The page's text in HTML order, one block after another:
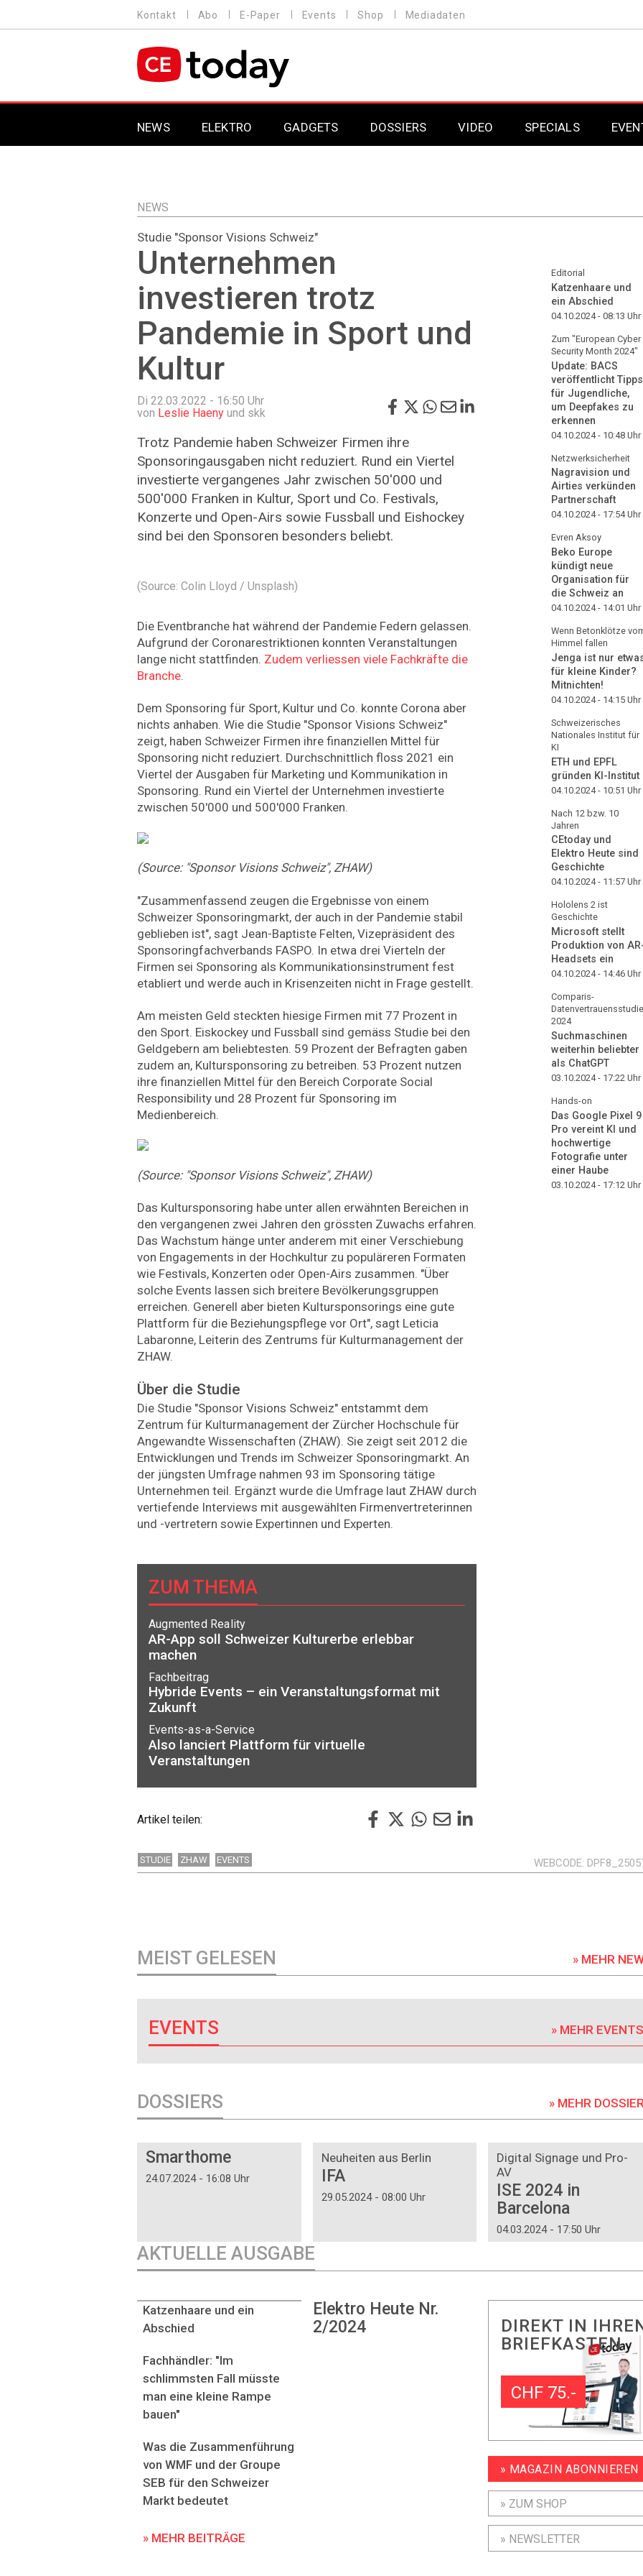
zum
MENU
Kontakt Abo E-Paper Events Shop Mediadaten
MAIN NAVIGATION
NEWS ELEKTRO GADGETS DOSSIERS VIDEO SPECIALS
Professional AV
Professional AV
NEWS
Studie "Sponsor Visions Schweiz"
Unternehmen
investieren trotz
Pandemie in Sport und
Kultur
Di 22.03.2022 - 16:50 Uhr
von Leslie Haeny und skk
Trotz Pandemie haben Schweizer Firmen ihre
Sponsoringausgaben nicht reduziert. Rund ein Viertel
investierte vergangenes Jahr zwischen 50'000 und
500'000 Franken in Kultur, Sport und Co. Festivals,
Konzerte und Open-Airs sowie Fussball und Eishockey
sind bei den Sponsoren besonders beliebt.
(Source: Colin Lloyd / Unsplash)
Die Eventbranche hat während der Pandemie Federn gelassen.
Aufgrund der Coronarestriktionen konnten Veranstaltungen
lange nicht stattfinden. Zudem verliessen viele Fachkräfte die
Branche.
Dem Sponsoring für Sport, Kultur und Co. konnte Corona aber
nichts anhaben. Wie die Studie "Sponsor Visions Schweiz"
zeigt, haben Schweizer Firmen ihre finanziellen Mittel für
Sponsoring nicht reduziert. Durchschnittlich floss 2021 ein
Viertel der Ausgaben für Marketing und Kommunikation in
Sponsoring. Rund ein Viertel der Unternehmen investierte
zwischen 50'000 und 500'000 Franken.
(Source: "Sponsor Visions Schweiz", ZHAW)
"Zusammenfassend zeugen die Ergebnisse von einem
Schweizer Sponsoringmarkt, der auch in der Pandemie stabil
geblieben ist", sagt Jean-Baptiste Felten, Vizepräsident des
Sponsoringfachverbands FASPO. In etwa drei Vierteln der
Firmen sei Sponsoring als Kommunikationsinstrument fest
etabliert und werde auch in Krisenzeiten nicht in Frage gestellt.
Am meisten Geld steckten hiesige Firmen mit 77 Prozent in
den Sport. Eiskockey und Fussball sind gemäss Studie bei den
Geldgebern am beliebtesten. 59 Prozent der Befragten gaben
zudem an, Kultursponsoring zu betreiben. 53 Prozent nutzen
ihre finanziellen Mittel für den Bereich Corporate Social
Responsibility und 28 Prozent für Sponsoring im
Medienbereich.
(Source: "Sponsor Visions Schweiz", ZHAW)
Das Kultursponsoring habe unter allen erwähnten Bereichen in
den vergangenen zwei Jahren den grössten Zuwachs erfahren.
Das Wachstum hänge unter anderem mit einer Verschiebung
von Engagements in der Hochkultur zu populäreren Formaten
wie Festivals, Konzerten oder Open-Airs zusammen. "Über
solche Events lassen sich breitere Bevölkerungsgruppen
erreichen. Generell aber bieten Kultursponsorings eine gute
Plattform für die Beziehungspflege vor Ort", sagt Leticia
Labaronne, Leiterin des Zentrums für Kulturmanagement der
ZHAW.
Über die Studie
Die Studie "Sponsor Visions Schweiz" entstammt dem
Zentrum für Kulturmanagement der Zürcher Hochschule für
Angewandte Wissenschaften (ZHAW). Sie zeigt seit 2012 die
Entwicklungen und Trends im Schweizer Sponsoringmarkt. An
der jüngsten Umfrage nahmen 93 im Sponsoring tätige
Unternehmen teil. Ergänzt wurde die Umfrage laut ZHAW durch
vertiefende Interviews mit ausgewählten Firmenvertreterinnen
und -vertretern sowie Expertinnen und Experten.
ZUM THEMA
Augmented Reality
AR-App soll Schweizer Kulturerbe erlebbar
machen
Fachbeitrag
Hybride Events – ein Veranstaltungsformat mit
Zukunft
Events-as-a-Service
Also lanciert Plattform für virtuelle
Veranstaltungen
Artikel teilen:
Editorial
Katzenhaare und
ein Abschied
04.10.2024 - 08:13 Uhr
Zum "European Cyber
Security Month 2024"
Update: BACS
veröffentlicht Tipps
für Jugendliche,
um Deepfakes zu
erkennen
04.10.2024 - 10:48 Uhr
Netzwerksicherheit
Nagravision und
Airties verkünden
Partnerschaft
04.10.2024 - 17:54Uhr
Evren Aksoy
Beko Europe
kündigt neue
Organisation für
die Schweiz an
04.10.2024 - 14:01 Uhr
Wenn Betonklötze
Himmel fallen
Jenga ist nur
für kleine Kinder?
Mitnichten!
04.10.2024 - 14:15 Uhr
Schweizerisches
Nationales Institut für
KI
ETH und EPFL
gründen KI-Institut
04.10.2024 - 10:51 Uhr
Nach 12 bzw. 10
Jahren
CEtoday und
Elektro Heute sind
Geschichte
04.10.2024 - 11:57 Uhr
Hololens 2 ist
Geschichte
Microsoft stellt
Produktion von
Headsets ein
04.10.2024 - 14:46 Uhr
Comparis-
Datenvertrauensstudie
2024
Suchmaschinen
weiterhin beliebter
als ChatGPT
03.10.2024 - 17:22 Uhr
Hands-on
Das Google Pixel 9
Pro vereint KI und
hochwertige
Fotografie unter
einer Haube
03.10.2024 - 17:12 Uhr
STUDIE ZHAW EVENTS WEBCODE
MEIST GELESEN » MEHR
EVENTS » MEHR
DOSSIERS » MEHR
Smarthome
24.07.2024 - 16:08 Uhr
Neuheiten aus Berlin
IFA
29.05.2024 - 08:00 Uhr
Digital Signage und Pro-
AV
ISE 2024 in
Barcelona
04.03.2024 - 17:50 Uhr
AKTUELLE AUSGABE
Elektro Heute Nr.
2/2024
Katzenhaare und ein
Abschied
Fachhändler: "Im
schlimmsten Fall müsste
man eine kleine Rampe
bauen"
Was die Zusammenführung
von WMF und der Groupe
SEB für den Schweizer
Markt bedeutet
» MEHR BEITRÄGE
DIREKT IN
BRIEFKASTEN
CHF 75.-
» MAGAZIN ABONNIEREN
» ZUM SHOP
» NEWSLETTER